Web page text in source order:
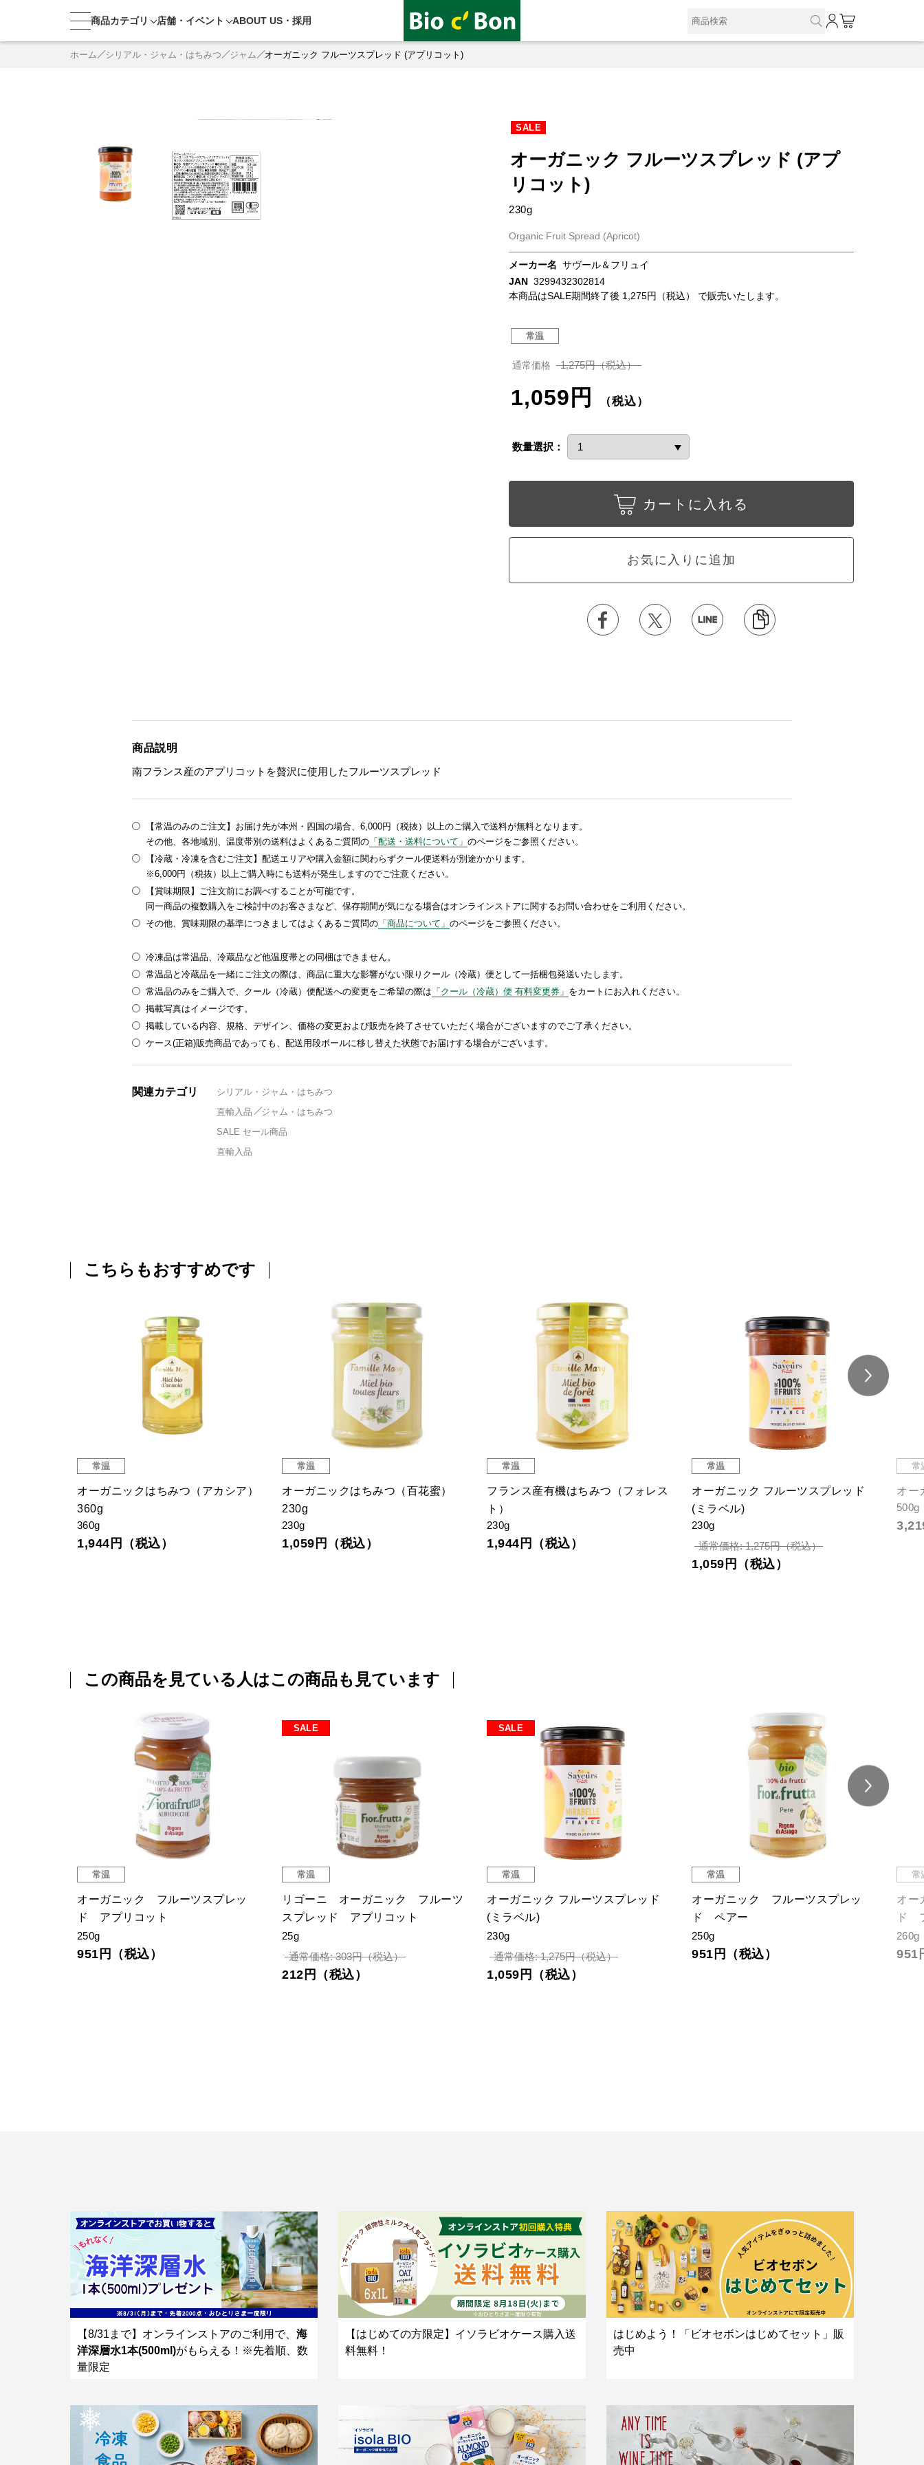
商品カテゴリ 店舗・ イベント ABOUT US・ 採用
ホーム シリアル・ジャム・はちみつ ジャム オーガニック フルーツスプレッド (アプリコット)
SALE
オーガニック フルーツスプレッド (アプ
リコット)
230g
Organic Fruit Spread (Apricot)
メーカー名 サヴール＆フリュイ
JAN 3299432302814
本商品はSALE期間終了後 1,275円（税込） で販売いたします。
常温
通常価格 1,275円（税込）
1,059円 （税込）
数量選択：
カートに入れる
お気に入りに追加
商品説明
南フランス産のアプリコットを贅沢に使用したフルーツスプレッド
【常温のみのご注文】お届け先が本州・四国の場合、6,000円（税抜）以上のご購入で送料が無料となります。
その他、各地域別、温度帯別の送料はよくあるご質問の 「配送・送料について」 のページをご参照ください。
【冷蔵・冷凍を含むご注文】配送エリアや購入金額に関わらずクール便送料が別途かかります。
※6,000円（税抜）以上ご購入時にも送料が発生しますのでご注意ください。
【賞味期限】ご注文前にお調べすることが可能です。
同一商品の複数購入をご検討中のお客さまなど、保存期間が気になる場合はオンラインストアに関するお問い合わせをご利用ください。
その他、賞味期限の基準につきましてはよくあるご質問の 「商品について」 のページをご参照ください。
冷凍品は常温品、冷蔵品など他温度帯との同梱はできません。
常温品と冷蔵品を一緒にご注文の際は、商品に重大な影響がない限りクール（冷蔵）便として一括梱包発送いたします。
常温品のみをご購入で、クール（冷蔵）便配送への変更をご希望の際は 「クール（冷蔵）便 有料変更券」 をカートにお入れください。
掲載写真はイメージです。
掲載している内容、規格、デザイン、価格の変更および販売を終了させていただく場合がございますのでご了承ください。
ケース(正箱)販売商品であっても、配送用段ボールに移し替えた状態でお届けする場合がございます。
関連カテゴリ
シリアル・ジャム・はちみつ
直輸入品
ジャム・はちみつ
SALE セール商品
直輸入品
こちらもおすすめです
常温
オーガニックはちみつ（アカシア）
360g
360g
1,944円（税込）
常温
オーガニックはちみつ（百花蜜）
230g
230g
1,059円（税込）
常温
フランス産有機はちみつ（フォレス
ト）
230g
1,944円（税込）
常温
オーガニック フルーツスプレッド
(ミラベル)
230g
通常価格: 1,275円（税込）
1,059円（税込）
常
オー
500g
この商品を見ている人はこの商品も見ています
常温
オーガニック フルーツスプレッ
ド アプリコット
250g
951円（税込）
SALE
常温
リゴーニ オーガニック フルーツ
スプレッド アプリコット
25g
通常価格: 303円（税込）
212円（税込）
SALE
常温
オーガニック フルーツスプレッド
(ミラベル)
230g
通常価格: 1,275円（税込）
1,059円（税込）
常温
オーガニック フルーツスプレッ
ド ペアー
250g
951円（税込）
常
オー
ド
260g
951
【8/31まで】オンラインストアのご利用で、 海
洋深層水1本(500ml)がもらえる！※先着順、数
量限定
【はじめての方限定】イソラビオケース購入送
料無料！
はじめよう！「ビオセボンはじめてセット」販
売中